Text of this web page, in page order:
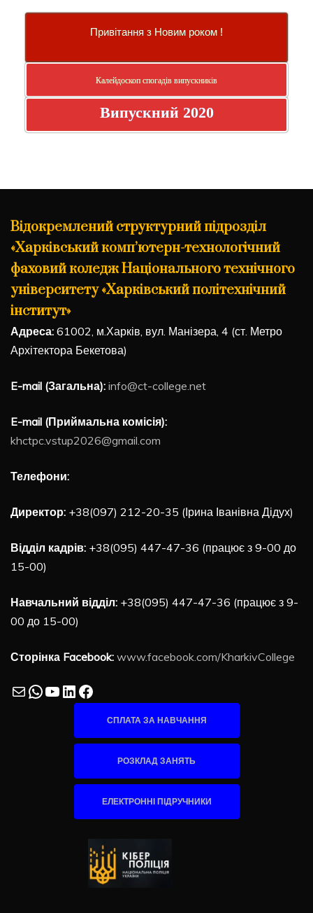
Привітання з Новим роком !
Калейдоскоп спогадів випускників
Випускний 2020
Відокремлений структурний підрозділ
«Харківський комп’ютерн-технологічний
фаховий коледж Національного технічного
університету «Харківський політехнічний
інститут»
Адреса: 61002, м.Харків, вул. Манізера, 4 (ст. Метро
Архітектора Бекетова)
E-mail (Загальна): info@ct-college.net
E-mail (Приймальна комісія):
khctpc.vstup2026@gmail.com
Телефони:
Директор: +38(097) 212-20-35 (Ірина Іванівна Дідух)
Відділ кадрів: +38(095) 447-47-36 (працює з 9-00 до
15-00)
Навчальний відділ: +38(095) 447-47-36 (працює з 9-
00 до 15-00)
Сторінка Facebook: www.facebook.com/KharkivCollege
MailWhatsApp
YouTube
LinkedIn
Facebook
СПЛАТА ЗА НАВЧАННЯ
РОЗКЛАД ЗАНЯТЬ
ЕЛЕКТРОННІ ПІДРУЧНИКИ